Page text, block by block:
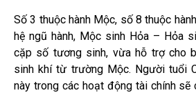
Số 3 thuộc hành Mộc, số 8 thuộc
hệ ngũ hành, Mộc sinh Hỏa – Hỏa
cặp số tương sinh, vừa hỗ trợ cho
sinh khí từ trường Mộc. Người tuổi
này trong các hoạt động tài chính sẽ